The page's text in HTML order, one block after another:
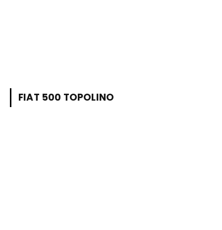
FIAT 500 TOPOLINO